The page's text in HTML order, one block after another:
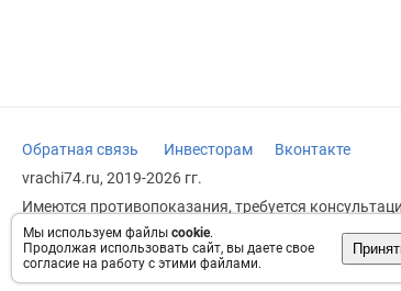
Мы используем файлы cookie.
Продолжая использовать сайт, вы даете свое
согласие на работу с этими файлами.
Обратная связь Инвесторам
Вконтакте
vrachi74.ru, 2019-2026 гг.
Имеются противопоказания, требуется
заменяет прием врача.
Возрастное ограничение: 18+